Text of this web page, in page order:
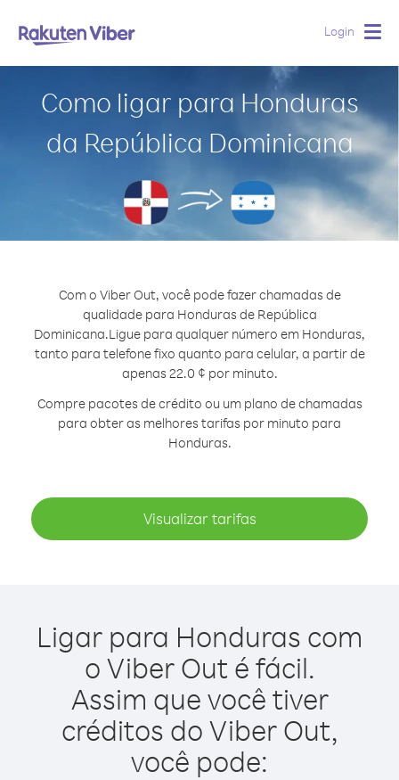
Login
Como ligar para Honduras
da República Dominicana
Com o Viber Out, você pode fazer chamadas de
qualidade para Honduras de República
Dominicana.Ligue para qualquer número em Honduras,
tanto para telefone fixo quanto para celular, a partir de
apenas 22.0 ¢ por minuto.
Compre pacotes de crédito ou um plano de chamadas
para obter as melhores tarifas por minuto para
Honduras.
Visualizar tarifas
Ligar para Honduras com
o Viber Out é fácil.
Assim que você tiver
créditos do Viber Out,
você pode: